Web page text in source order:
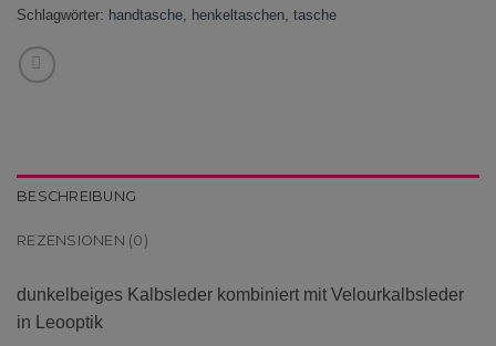
Schlagwörter: handtasche, henkeltaschen, tasche
BESCHREIBUNG
REZENSIONEN (0)
dunkelbeiges Kalbsleder kombiniert mit Velourkalbsleder
in Leooptik